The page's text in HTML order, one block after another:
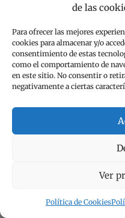
de las
Para ofrecer las mejores
cookies para almacenar y/o
consentimiento de estas
como el comportamiento de
en este sitio. No consentir o
negativamente a ciertas
Ver
Política de Cookies
tiene pintaza
Un besazo!
emeseel 31
Gracias Kim!!
¡Bien venido!
acuerdo el
Instagram. A
Saludos